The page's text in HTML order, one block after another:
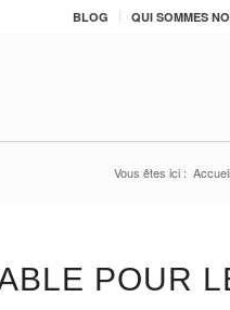
BLOG QUI SOMMES
Vous êtes ici : Accueil
POUR